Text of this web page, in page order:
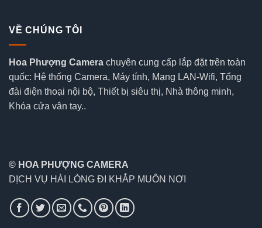
VỀ CHÚNG TÔI
Hoa Phượng Camera chuyên cung cấp lắp đặt trên toàn
quốc: Hệ thống Camera, Máy tính, Mạng LAN-Wifi, Tổng
đài điện thoại nội bộ, Thiết bị siêu thị, Nhà thông minh,
Khóa cửa vân tay..
© HOA PHƯỢNG CAMERA
DỊCH VỤ HÀI LÒNG ĐI KHẮP MUÔN NƠI